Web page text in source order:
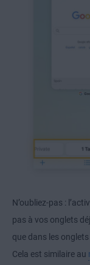
N’oubliez-pas :
pas à vos onglets
que dans les
Cela est similaire au